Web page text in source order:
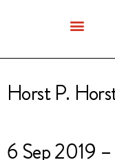
Horst P.
6 Sep 2019